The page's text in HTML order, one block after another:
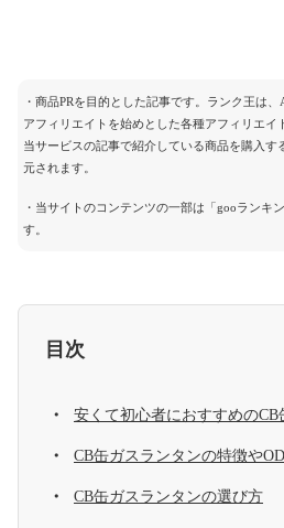
・商品PRを目的とした記事です。ランク王は
アフィリエイトを始めとした各種アフィリエイ
当サービスの記事で紹介している商品を購入す
元されます。
・当サイトのコンテンツの一部は「gooランキ
す。
目次
安くて初心者におすすめのCB
CB缶ガスランタンの特徴や
CB缶ガスランタンの選び方